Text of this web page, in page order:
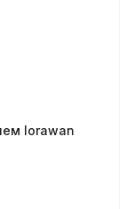
lorawan